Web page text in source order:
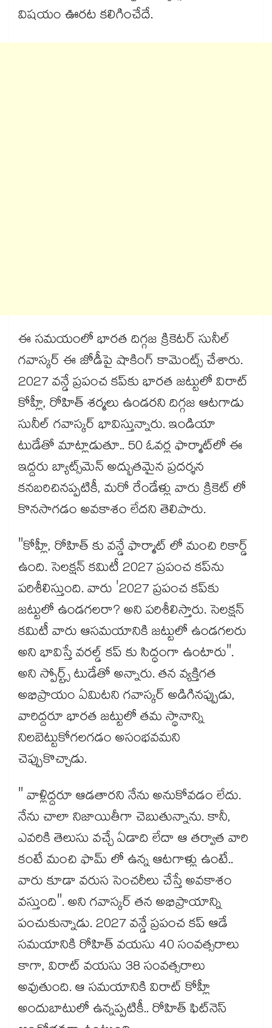
విషయం ఊరట కలిగించేదే.
ఈ సమయంలో భారత దిగ్గజ క్రికెటర్ సునీల్
గవాస్కర్ ఈ జోడీపై షాకింగ్ కామెంట్స్ చేశారు.
2027 వన్డే ప్రపంచ కప్‌కు భారత జట్టులో విరాట్
కోహ్లీ, రోహిత్ శర్మలు ఉండరని దిగ్గజ ఆటగాడు
సునీల్ గవాస్కర్ భావిస్తున్నారు. ఇండియా
టుడేతో మాట్లాడుతూ.. 50 ఓవర్ల ఫార్మాట్‌లో ఈ
ఇద్దరు బ్యాట్స్‌మెన్ అద్భుతమైన ప్రదర్శన
కనబరిచినప్పటికీ, మరో రేండేళ్లు వారు క్రికెట్ లో
కొనసాగడం అవకాశం లేదని తెలిపారు.
"కోహ్లీ, రోహిత్ కు వన్డే ఫార్మాట్ లో మంచి రికార్డ్
ఉంది. సెలక్షన్ కమిటీ 2027 ప్రపంచ కప్‌ను
పరిశీలిస్తుంది. వారు '2027 ప్రపంచ కప్‌కు
జట్టులో ఉండగలరా? అని పరిశీలిస్తారు. సెలక్షన్
కమిటీ వారు ఆసమయానికి జట్టులో ఉండగలరు
అని భావిస్తే వరల్డ్ కప్ కు సిద్ధంగా ఉంటారు".
అని స్పోర్ట్స్ టుడేతో అన్నారు. తన వ్యక్తిగత
అభిప్రాయం ఏమిటని గవాస్కర్ అడిగినప్పుడు,
వారిద్దరూ భారత జట్టులో తమ స్థానాన్ని
నిలబెట్టుకోగలగడం అసంభవమని
చెప్పుకొచ్చాడు.
" వాళ్లిద్దరూ ఆడతారని నేను అనుకోవడం లేదు.
నేను చాలా నిజాయితీగా చెబుతున్నాను. కానీ,
ఎవరికి తెలుసు వచ్చే ఏడాది లేదా ఆ తర్వాత వారి
కంటే మంచి ఫామ్ లో ఉన్న ఆటగాళ్లు ఉంటే..
వారు కూడా వరుస సెంచరీలు చేస్తే అవకాశం
వస్తుంది". అని గవాస్కర్ తన అభిప్రాయాన్ని
పంచుకున్నాడు. 2027 వన్డే ప్రపంచ కప్ ఆడే
సమయానికి రోహిత్ వయసు 40 సంవత్సరాలు
కాగా, విరాట్ వయసు 38 సంవత్సరాలు
అవుతుంది. ఆ సమయానికి విరాట్ కోహ్లీ
అందుబాటులో ఉన్నప్పటికీ.. రోహిత్ ఫిట్‌నెస్